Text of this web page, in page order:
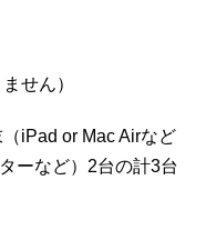
せん）
iPad or Mac Airなど
ーなど）2台の計3台